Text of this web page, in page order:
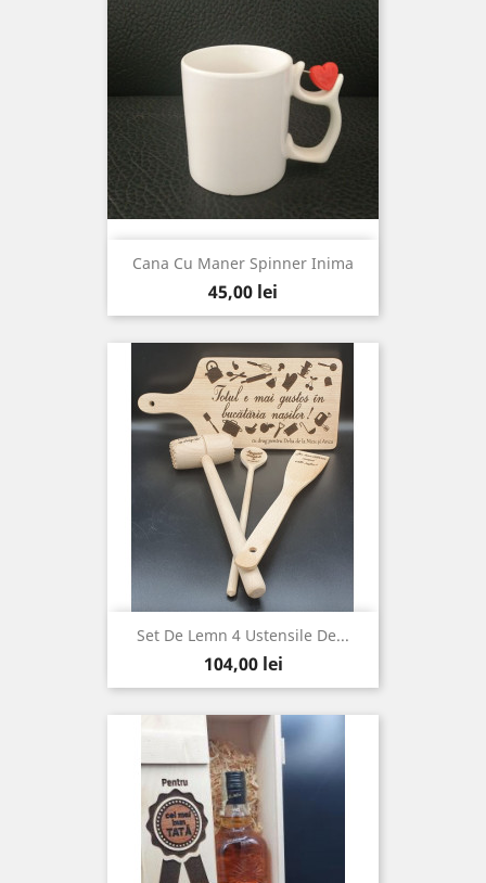
Cana Cu Maner Spinner Inima
Pret
45,00 lei
Set De Lemn 4 Ustensile De...
Pret
104,00 lei